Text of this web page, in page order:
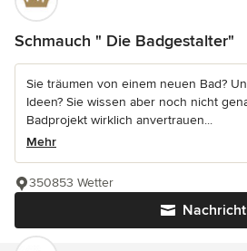
Schmauch " Die Badgestalter"
Sie träumen von einem neuen Bad?
Ideen? Sie wissen aber noch nicht
Badprojekt wirklich anvertrauen...
Mehr
Nachricht
350853 Wetter